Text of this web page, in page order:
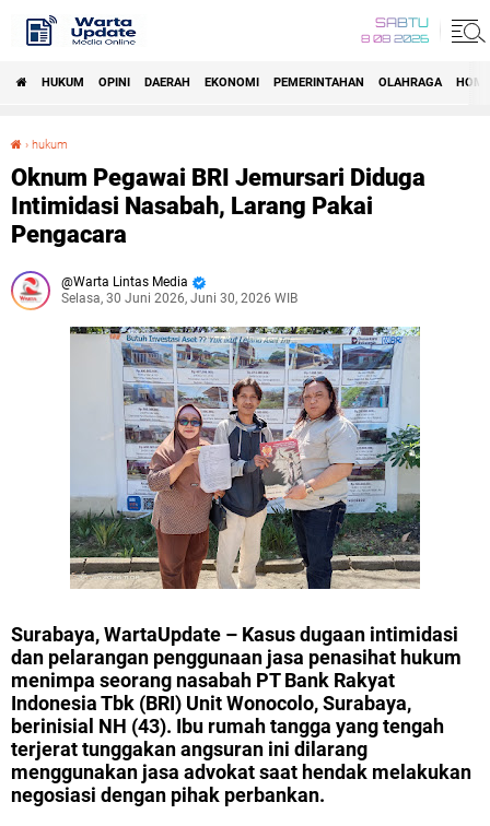
SABTU
8 08 2026
HUKUM OPINI DAERAH EKONOMI PEMERINTAHAN OLAHRAGA HOME
› hukum
Oknum Pegawai BRI Jemursari Diduga
Intimidasi Nasabah, Larang Pakai
Pengacara
Warta Lintas Media
Selasa, 30 Juni 2026, Juni 30, 2026 WIB
Surabaya, WartaUpdate – Kasus dugaan intimidasi
dan pelarangan penggunaan jasa penasihat hukum
menimpa seorang nasabah PT Bank Rakyat
Indonesia Tbk (BRI) Unit Wonocolo, Surabaya,
berinisial NH (43). Ibu rumah tangga yang tengah
terjerat tunggakan angsuran ini dilarang
menggunakan jasa advokat saat hendak melakukan
negosiasi dengan pihak perbankan.